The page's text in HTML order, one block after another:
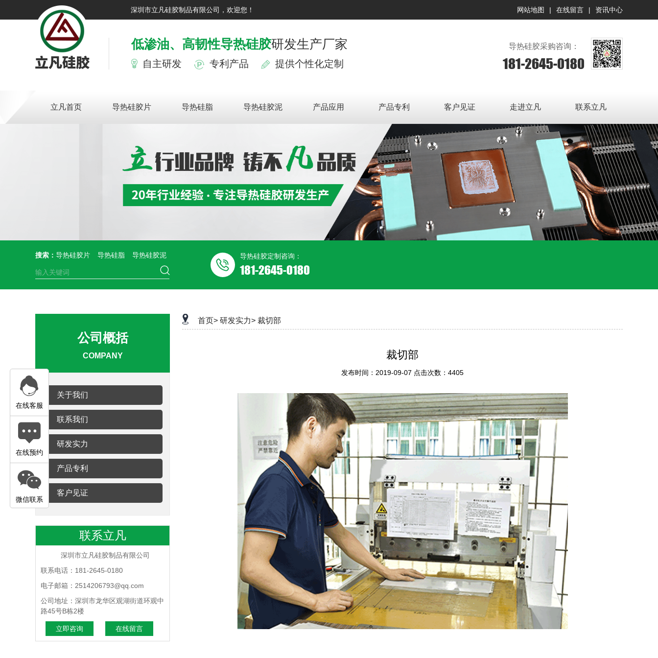
深圳市立凡硅胶制品有限公司，欢迎您！ 网站地图 | 在线留言 | 资讯中心
低渗油、高韧性导热硅胶研发生产厂家
自主研发 专利产品 提供个性化定制
导热硅胶采购咨询：
181-2645-0180
立凡首页 导热硅胶片 导热硅脂 导热硅胶泥 产品应用 产品专利 客户见证 走进立凡 联系立凡
搜索： 导热硅胶片 导热硅脂 导热硅胶泥 导热硅胶定制咨询：
181-2645-0180
公司概括
COMPANY
关于我们
联系我们
研发实力
产品专利
客户见证
联系立凡
深圳市立凡硅胶制品有限公司
联系电话：181-2645-0180
电子邮箱：2514206793@qq.com
公司地址：深圳市龙华区观湖街道环观中
路45号B栋2楼
立即咨询 在线留言
首页> 研发实力> 裁切部
裁切部
发布时间：2019-09-07 点击次数：4405
在线客服
在线预约
微信联系